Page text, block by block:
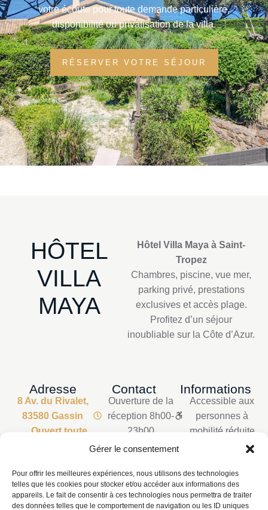
Gérer le consentement
Pour offrir les meilleures expériences, nous utilisons des technologies
telles que les cookies pour stocker et/ou accéder aux informations des
appareils. Le fait de consentir à ces technologies nous permettra de traiter
des données telles que le comportement de navigation ou les ID uniques
votre écoute pour toute demande particulière,
disponibilité ou privatisation de la villa.
RÉSERVER VOTRE SÉJOUR
HÔTEL
VILLA
MAYA
Hôtel Villa Maya à Saint-
Tropez
Chambres, piscine, vue mer,
parking privé, prestations
exclusives et accès plage.
Profitez d’un séjour
inoubliable sur la Côte d’Azur.
Adresse
8 Av. du Rivalet,
83580 Gassin
Ouvert toute
Contact
Ouverture de la
réception 8h00-
23h00
Permanence
24h/24h
+33 6 01 35 22
69
Informations
Accessible aux
personnes à
mobilité réduite
Mentions légales
Politique de
confidentialité